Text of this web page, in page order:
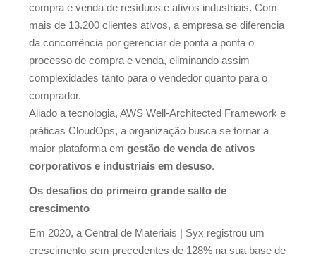
compra e venda de resíduos e ativos industriais. Com
mais de 13.200 clientes ativos, a empresa se diferencia
da concorrência por gerenciar de ponta a ponta o
processo de compra e venda, eliminando assim
complexidades tanto para o vendedor quanto para o
comprador.
Aliado a tecnologia, AWS Well-Architected Framework e
práticas CloudOps, a organização busca se tornar a
maior plataforma em gestão de venda de ativos
corporativos e industriais em desuso.
Os desafios do primeiro grande salto de
crescimento
Em 2020, a Central de Materiais | Syx registrou um
crescimento sem precedentes de 128% na sua base de